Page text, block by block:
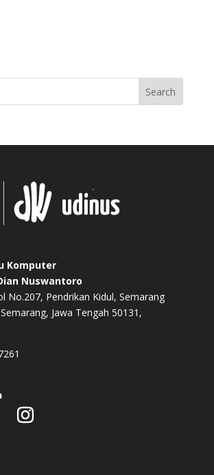
Komputer
Nuswantoro
No.207, Pendrikan Kidul, Semarang
Jawa Tengah 50131,